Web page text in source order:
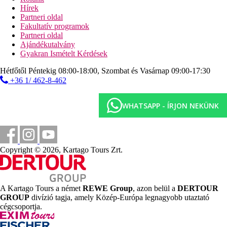
Szórakozás
Rendszeres nappali és esti animációs programok, szórakoztató
esték.
Internet
Ingyenes: WiFi a szálloda egész területén
Hivatalos kategória
62 km
Távolság a legközelebbi repülőtértől
700 m
Városközpont
0 m
Étterem
0 m
Hírek
Partneri oldal
Fakultatív programok
Partneri oldal
Ajándékutalvány
Gyakran Ismételt Kérdések
Hétfőtől Péntekig 08:00-18:00, Szombat és Vasárnap 09:00-17:30
+36 1/ 462-8-462
WHATSAPP - ÍRJON NEKÜNK
Copyright © 2026, Kartago Tours Zrt.
A Kartago Tours a német REWE Group, azon belül a DERTOUR
GROUP divízió tagja, amely Közép-Európa legnagyobb utaztató
cégcsoportja.